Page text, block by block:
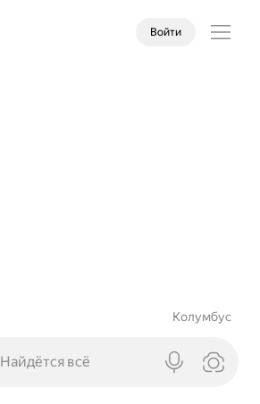
Войти
Колумбус
Найдётся всё